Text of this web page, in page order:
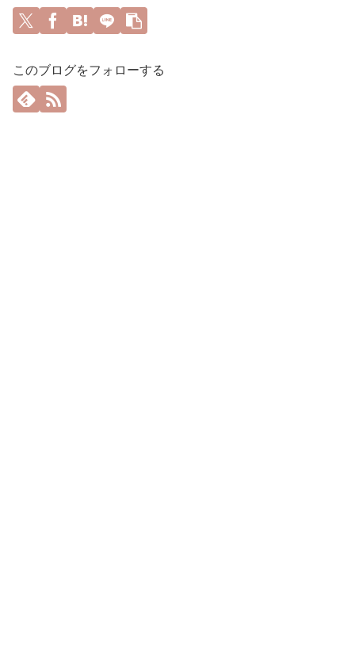
このブログをフォローする